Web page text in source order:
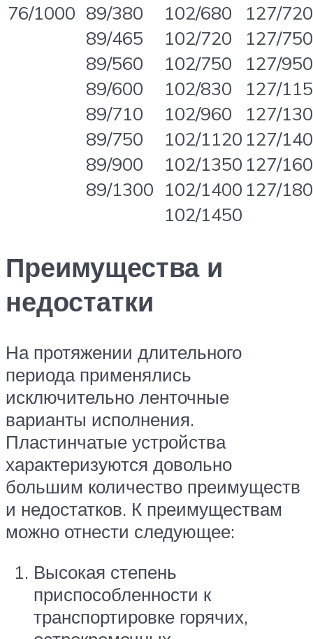
76/1000 89/380 102/680
127/720
89/465
102/720
127/750
89/560
102/750
127/950
89/600
102/830
127/
89/710
102/960
127/
89/750
102/1120 127/
89/900
102/1350 127/
89/1300 102/1400 127/
102/1450
Преимущества и
недостатки
На протяжении длительного
периода применялись
исключительно ленточные
варианты исполнения.
Пластинчатые устройства
характеризуются довольно
большим количество преимуществ
и недостатков. К преимуществам
можно отнести следующее:
Высокая степень
приспособленности к
транспортировке горячих,